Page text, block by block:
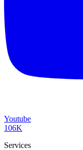
Youtube
106K
Services